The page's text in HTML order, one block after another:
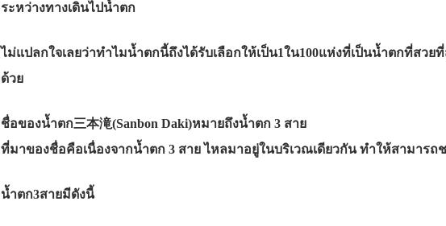
ระหว่างทางเดินไปน้ำตก
ไม่แปลกใจเลยว่าทำไมน้ำตกนี้ถึงได้รับเลือกให้เป็น1ใน100แห่งที่เป็นน้ำตกที่สว
ด้วย
ชื่อของน้ำตก三本滝(Sanbon Daki)หมายถึงน้ำตก 3 สาย
ที่มาของชื่อคือเนื่องจากน้ำตก 3 สาย ไหลมาอยู่ในบริเวณเดียวกัน ทำให้สามารถ
น้ำตก3สายมีดังนี้